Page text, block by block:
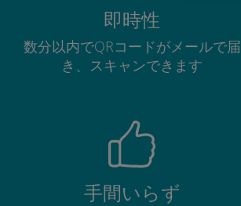
即時性
数分以内でQRコードがメールで届
き、スキャンできます
手間いらず